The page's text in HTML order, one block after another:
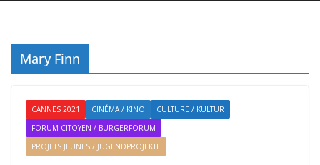
Mary Finn
CANNES 2021 CINÉMA / KINO
CULTURE / KULTUR
FORUM CITOYEN / BÜRGERFORUM
PROJETS JEUNES / JUGENDPROJEKTE